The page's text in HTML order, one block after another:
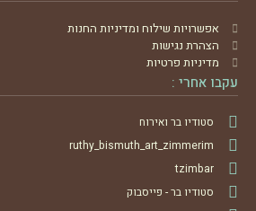
אפשרויות שילוח ומדיניות החנות
הצהרת נגישות
מדיניות פרטיות
עקבו אחרי :
סטודיו בר ואירוח
ruthy_bismuth_art_zimmerim
tzimbar
סטודיו בר - פייסבוק